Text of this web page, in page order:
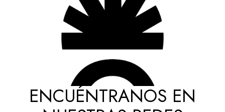
ENCUÉNTRANOS EN